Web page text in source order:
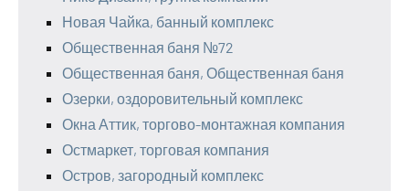
Новая Чайка, банный комплекс
Общественная баня №72
Общественная баня, Общественная баня
Озерки, оздоровительный комплекс
Окна Аттик, торгово-монтажная компания
Остмаркет, торговая компания
Остров, загородный комплекс